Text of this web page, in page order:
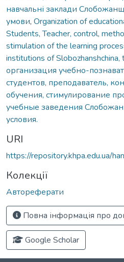
навчальні заклади
умови, Organization of
Students, Teacher, control,
stimulation of the learning
institutions of Slobozhanshchina,
организация учебно-
студентов, преподаватель,
обучения, стимулирование
учебные заведения
условия.
URI
https://repository.khpa.edu.ua/
Колекції
Автореферати
Повна інформація про
Google Scholar